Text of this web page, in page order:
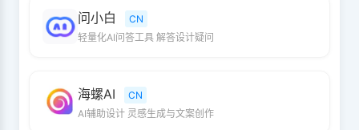
问小白
CN
轻量化AI问答工具 解答设计疑问
海螺AI
CN
AI辅助设计 灵感生成与文案创作